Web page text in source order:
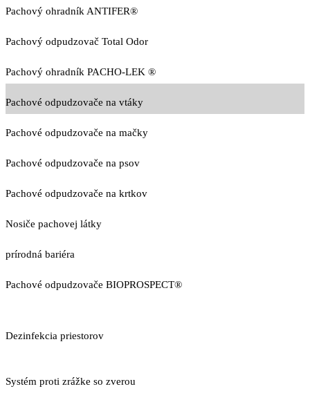
Pachový ohradník ANTIFER®
Pachový odpudzovač Total Odor
Pachový ohradník PACHO-LEK ®
Pachové odpudzovače na vtáky
Pachové odpudzovače na mačky
Pachové odpudzovače na psov
Pachové odpudzovače na krtkov
Nosiče pachovej látky
prírodná bariéra
Pachové odpudzovače BIOPROSPECT®
Dezinfekcia priestorov
Systém proti zrážke so zverou